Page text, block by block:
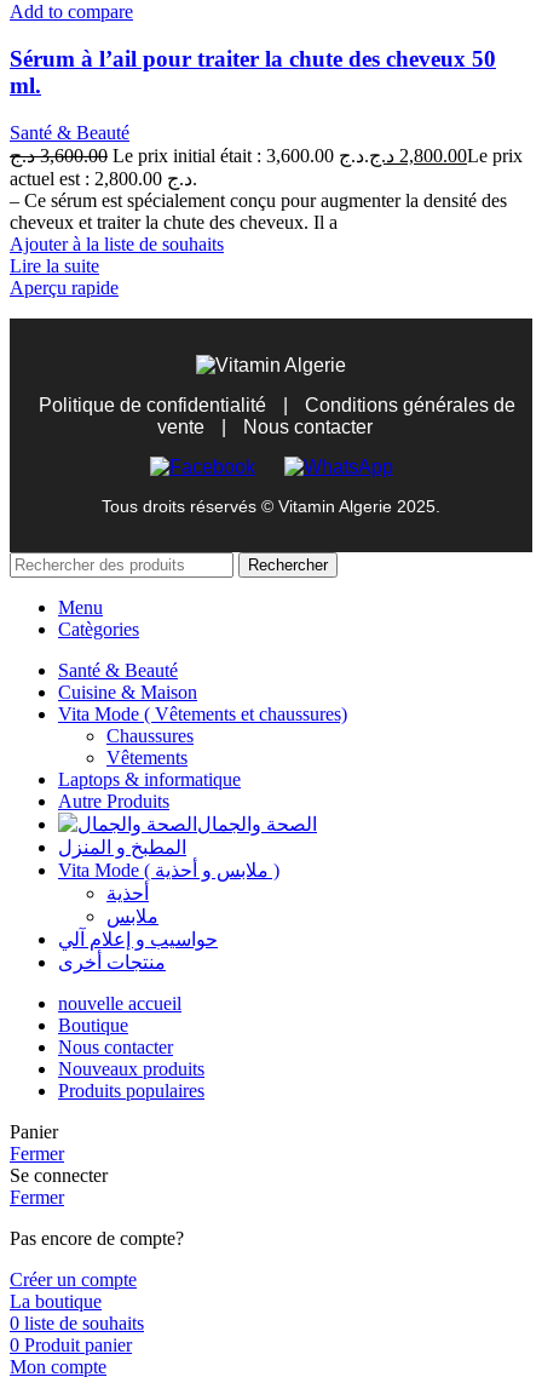
Add to compare
Sérum à l’ail pour traiter la chute des cheveux 50
ml.
Santé & Beauté
3,600.00 د.ج Le prix initial était : 3,600.00 د.ج. 2,800.00 د.ج
Le prix
actuel est : 2,800.00 د.ج.
– Ce sérum est spécialement conçu pour augmenter la densité des
cheveux et traiter la chute des cheveux. Il a
Ajouter à la liste de souhaits
Lire la suite
Aperçu rapide
Politique de confidentialité
Conditions générales de
vente
Nous contacter
Tous droits réservés © Vitamin Algerie 2025.
Rechercher
Menu
Catègories
Santé & Beauté
Cuisine & Maison
Vita Mode ( Vêtements et chaussures)
Chaussures
Vêtements
Laptops & informatique
Autre Produits
الصحة والجمال
المطبخ و المنزل
Vita Mode ( ملابس و أحذية )
أحذية
ملابس
حواسيب و إعلام آلي
منتجات أخرى
nouvelle accueil
Boutique
Nous contacter
Nouveaux produits
Produits populaires
Panier
Fermer
Se connecter
Fermer
Pas encore de compte?
Créer un compte
La boutique
0 liste de souhaits
0 Produit panier
Mon compte